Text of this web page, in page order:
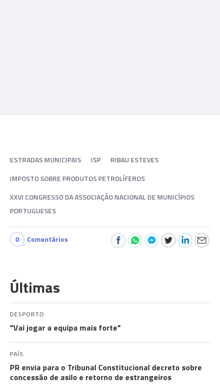
ESTRADAS MUNICIPAIS ISP
RIBAU ESTEVES
IMPOSTO SOBRE PRODUTOS PETROLÍFEROS
XXVI CONGRESSO DA ASSOCIAÇÃO NACIONAL DE MUNICÍPIOS
PORTUGUESES
0 Comentários
Últimas
DESPORTO
"Vai jogar a equipa mais forte"
PAÍS
PR envia para o Tribunal Constitucional decreto sobre
concessão de asilo e retorno de estrangeiros